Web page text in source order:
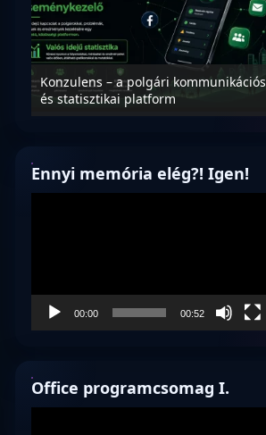
Konzulens – a polgári kommunikációs
és statisztikai platform
Ennyi memória elég?! Igen!
00:00 00:52
Office programcsomag I.